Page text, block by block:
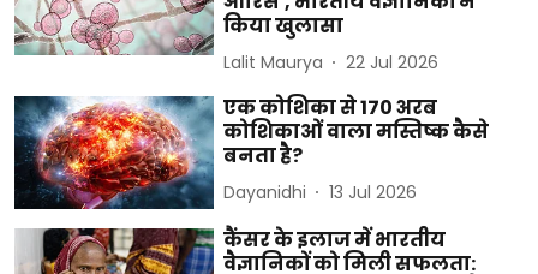
किया खुलासा
Lalit Maurya 22 Jul 2026
एक कोशिका से 170 अरब
कोशिकाओं वाला मस्तिष्क कैसे
बनता है?
Dayanidhi 13 Jul 2026
कैंसर के इलाज में भारतीय
वैज्ञानिकों को मिली सफलता: